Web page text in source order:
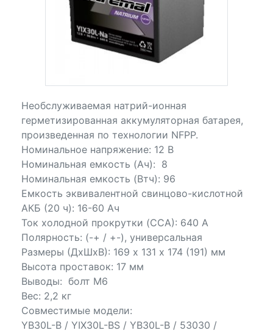
Необслуживаемая натрий-ионная
герметизированная аккумуляторная батарея,
произведенная по технологии NFPP.
Номинальное напряжение: 12 В
Номинальная емкость (Ач): 8
Номинальная емкость (Втч): 96
Емкость эквивалентной свинцово-кислотной
АКБ (20 ч): 16-60 Ач
Ток холодной прокрутки (CCA): 640 А
Полярность: (-+ / +-), универсальная
Размеры (ДхШхВ): 169 х 131 х 174 (191) мм
Высота проставок: 17 мм
Выводы: болт М6
Вес: 2,2 кг
Совместимые модели:
YB30L-B / YIX30L-BS / YB30L-B / 53030 /